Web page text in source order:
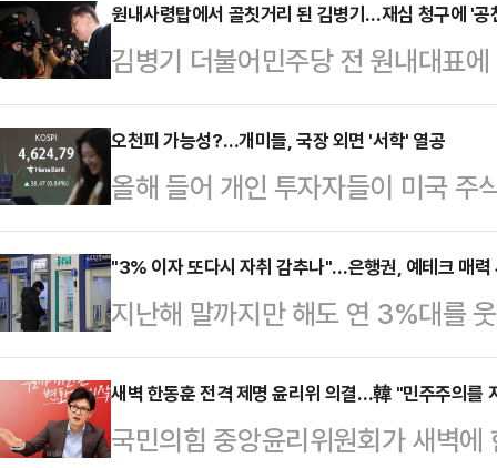
작으로 규정하고 진상규명이 필요
출 의사를 밝혔다. 이에 한 전 대표
어 장 대표가 조작 감사의 배후에
있다. 당 안팎에선 국민의힘 내 두
도움이 될 것이 없다면서 뺄셈정치
내고 있다.장동혁 대표…
원내사령탑에서 골칫거리 된 김병기…재심 청구에 '
김병기 더불어민주당 전 원내대표
리심판원의 제명 처분을 수용할 줄
기 때문이다. 결백을 입증할 시간을
앞둔 당 입장에선 부담스러운 요구
당의 한 축이었던 김 전 원내대표에
전 원내대표는 13일 페이스북을 통
제명 결정에 서운함을 드러냈다. 윤
러 의혹이…
오천피 가능성?…개미들, 국장 외면 '서학' 열공
올해 들어 개인 투자자들이 미국 주
고 있다.지난 연말 세금 회피 목적
새해 들어 미국 증시 상승에 베팅하
었음에도 개인들이 좀처럼 국장 매
이다.14일 한국예탁결제원 증권정
투자자들은 올해 들어 지난 12일
조4886억원)를 사들였다.지난해
"3% 이자 또다시 자취 감추나"…은행권, 예테크 매력
지난해 말까지만 해도 연 3%대를
해 들어 멈칫하는 모습이다.주요 시
크'의 매력이 낮아지자, 유동성 자
현상도 가속화되는 모습이다.14일
새벽 한동훈 전격 제명 윤리위 의결…韓 "민주주의를
국민의힘 중앙윤리위원회가 새벽